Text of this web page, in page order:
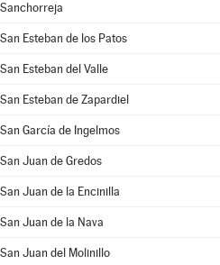
Sanchorreja
San Esteban de los Patos
San Esteban del Valle
San Esteban de Zapardiel
San García de Ingelmos
San Juan de Gredos
San Juan de la Encinilla
San Juan de la Nava
San Juan del Molinillo